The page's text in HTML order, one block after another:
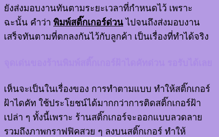
ยังส่งมอบงานทันตามระยะเวลาที่กำหนดไว้ เพราะ
ฉะนั้น คำว่า พิมพ์สติ๊กเกอร์ด่วนไปจนถึงส่งมอบงาน
เสร็จทันตามที่ตกลงกันไว้กับลูกค้า เป็นเรื่องที่ทำได้จริง
เห็นจะเป็นในเรื่องของ การทำตามแบบ ทำให้สติ๊กเกอร์
ฝ้าไดคัท ใช้ประโยชน์ได้มากกว่าการติดสติ๊กเกอร์ฝ้า
เปล่า ๆ ทั้งนี้เพราะ ร้านสติ๊กเกอร์จะออกแบบลวดลาย
รวมถึงภาพกราฟฟิคสวย ๆ ลงบนสติ๊กเกอร์ ทำให้